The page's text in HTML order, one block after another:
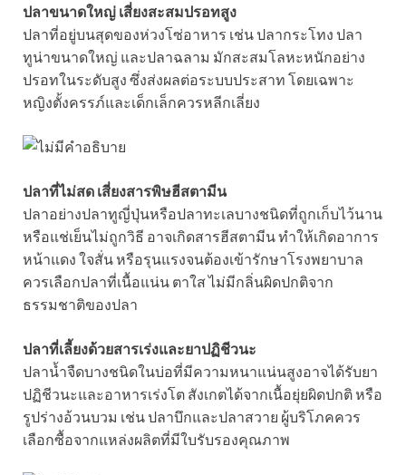
ปลาขนาดใหญ่ เสี่ยงสะสมปรอทสูง
ปลาที่อยู่บนสุดของห่วงโซ่อาหาร เช่น ปลากระโทง ปลา
ทูน่าขนาดใหญ่ และปลาฉลาม มักสะสมโลหะหนักอย่าง
ปรอทในระดับสูง ซึ่งส่งผลต่อระบบประสาท โดยเฉพาะ
หญิงตั้งครรภ์และเด็กเล็กควรหลีกเลี่ยง
ปลาที่ไม่สด เสี่ยงสารพิษฮีสตามีน
ปลาอย่างปลาทูญี่ปุ่นหรือปลาทะเลบางชนิดที่ถูกเก็บไว้นาน
หรือแช่เย็นไม่ถูกวิธี อาจเกิดสารฮีสตามีน ทำให้เกิดอาการ
หน้าแดง ใจสั่น หรือรุนแรงจนต้องเข้ารักษาโรงพยาบาล
ควรเลือกปลาที่เนื้อแน่น ตาใส ไม่มีกลิ่นผิดปกติจาก
ธรรมชาติของปลา
ปลาที่เลี้ยงด้วยสารเร่งและยาปฏิชีวนะ
ปลาน้ำจืดบางชนิดในบ่อที่มีความหนาแน่นสูงอาจได้รับยา
ปฏิชีวนะและอาหารเร่งโต สังเกตได้จากเนื้อยุ่ยผิดปกติ หรือ
รูปร่างอ้วนบวม เช่น ปลาบึกและปลาสวาย ผู้บริโภคควร
เลือกซื้อจากแหล่งผลิตที่มีใบรับรองคุณภาพ